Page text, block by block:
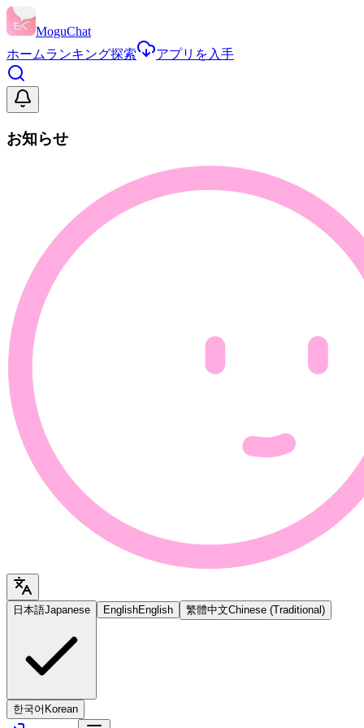
MoguChat
ホームランキング探索 アプリを入手
お知らせ
日本語Japanese EnglishEnglish 繁體中文Chinese (Traditional)
한국어 Korean